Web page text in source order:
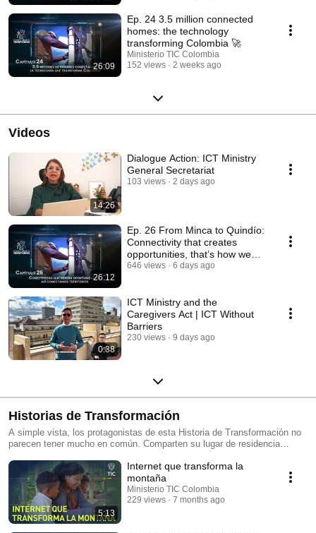
26:09
Ep. 24 3.5 million connected
homes: the technology
transforming Colombia 🚀
Ministerio TIC Colombia
152 views
2 weeks ago
Videos
14:26
Dialogue Action: ICT Ministry
General Secretariat
103 views 2 days ago
26:12
Ep. 26 From Minca to Quindío:
Connectivity that creates
opportunities, that’s how we
connect terr...
646 views 6 days ago
0:38
ICT Ministry and the
Caregivers Act | ICT Without
Barriers
230 views 9 days ago
Historias de Transformación
A simple vista, los protagonistas de esta Historia de Transformación no
parecen tener mucho en común. Comparten su lugar de residencia
deseo de salir adelante, de cambiar, así sea un poquito, su realidad de
vida. Finalmente, los conecta su determinación por hacer las cosas ellos
mismos, por aprovechar todo lo que la tecnología ha puesto al alcance
de su mano, y que han descubierto gracias al trabajo del Gobierno del
Cambio.
5:13
Internet que transforma la
montaña
Ministerio TIC Colombia
229 views
7 months ago